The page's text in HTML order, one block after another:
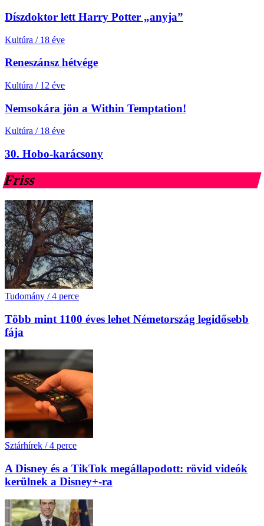
Díszdoktor lett Harry Potter „anyja”
Kultúra / 18 éve
Reneszánsz hétvége
Kultúra / 12 éve
Nemsokára jön a Within Temptation!
Kultúra / 18 éve
30. Hobo-karácsony
Friss
Tudomány / 4 perce
Több mint 1100 éves lehet Németország legidősebb
fája
Sztárhírek / 4 perce
A Disney és a TikTok megállapodott: rövid videók
kerülnek a Disney+-ra